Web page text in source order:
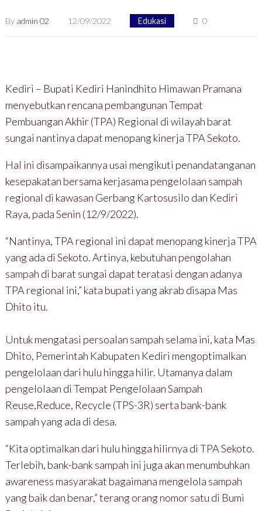
By admin 02 12/09/2022 Edukasi 0
Kediri – Bupati Kediri Hanindhito Himawan Pramana
menyebutkan rencana pembangunan Tempat
Pembuangan Akhir (TPA) Regional di wilayah barat
sungai nantinya dapat menopang kinerja TPA Sekoto.
Hal ini disampaikannya usai mengikuti penandatanganan
kesepakatan bersama kerjasama pengelolaan sampah
regional di kawasan Gerbang Kartosusilo dan Kediri
Raya, pada Senin (12/9/2022).
“Nantinya, TPA regional ini dapat menopang kinerja TPA
yang ada di Sekoto. Artinya, kebutuhan pengolahan
sampah di barat sungai dapat teratasi dengan adanya
TPA regional ini,” kata bupati yang akrab disapa Mas
Dhito itu.
Untuk mengatasi persoalan sampah selama ini, kata Mas
Dhito, Pemerintah Kabupaten Kediri mengoptimalkan
pengelolaan dari hulu hingga hilir. Utamanya dalam
pengelolaan di Tempat Pengelolaan Sampah
Reuse,Reduce, Recycle (TPS-3R) serta bank-bank
sampah yang ada di desa.
“Kita optimalkan dari hulu hingga hilirnya di TPA Sekoto.
Terlebih, bank-bank sampah ini juga akan menumbuhkan
awareness masyarakat bagaimana mengelola sampah
yang baik dan benar,” terang orang nomor satu di Bumi